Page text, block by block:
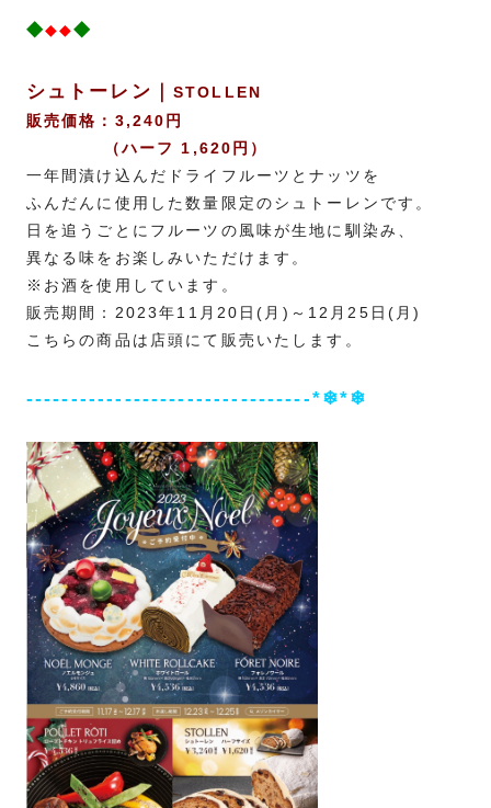
◆◆◆◆
シュトーレン｜ STOLLEN
販売価格：3,240円
（ハーフ 1,620円）
一年間漬け込んだドライフルーツとナッツを
ふんだんに使用した数量限定のシュトーレンです。
日を追うごとにフルーツの風味が生地に馴染み、
異なる味をお楽しみいただけます。
※お酒を使用しています。
販売期間：2023年11月20日(月)～12月25日(月)
こちらの商品は店頭にて販売いたします。
--------------------------------*❄*❄